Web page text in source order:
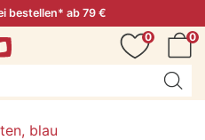
bestellen* ab 79 €
0
0